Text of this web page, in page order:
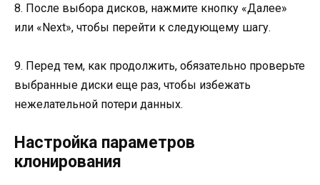
8. После выбора дисков, нажмите кнопку «Далее»
или «Next», чтобы перейти к следующему шагу.
9. Перед тем, как продолжить, обязательно проверьте
выбранные диски еще раз, чтобы избежать
нежелательной потери данных.
Настройка параметров
клонирования